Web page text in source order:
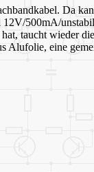
Da
12V/500mA/
taucht wieder
Alufolie, eine